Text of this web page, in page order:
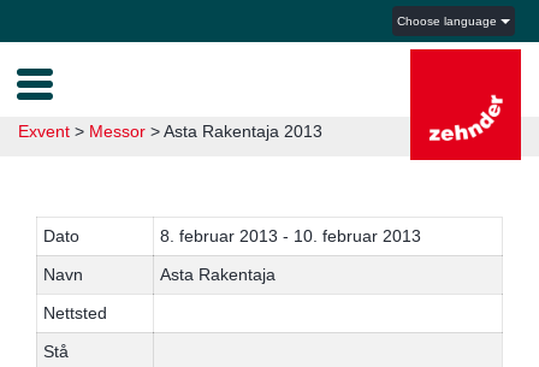
Choose language
Exvent > Messor >Asta Rakentaja 2013
Dato
8. februar 2013 - 10. februar 2013
Navn
Asta Rakentaja
Nettsted
Stå